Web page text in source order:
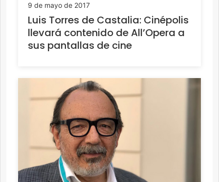
9 de mayo de 2017
Luis Torres de Castalia: Cinépolis
llevará contenido de All’Opera a
sus pantallas de cine